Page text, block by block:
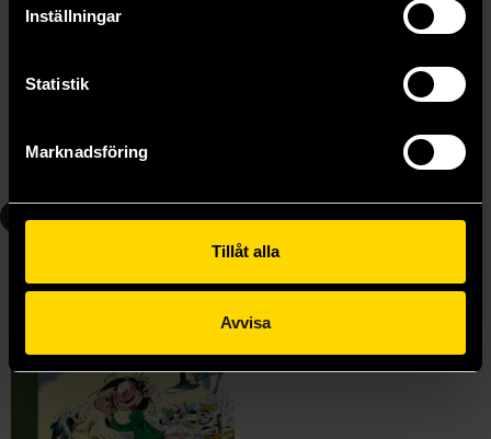
Inställningar
Statistik
Marknadsföring
Tillåt alla
Avvisa
André Franquin